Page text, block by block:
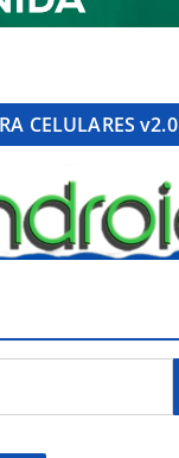
CELULARES v2.0